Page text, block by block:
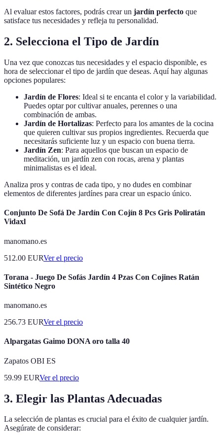
Al evaluar estos factores, podrás crear un jardín perfecto que
satisface tus necesidades y refleja tu personalidad.
2. Selecciona el Tipo de Jardín
Una vez que conozcas tus necesidades y el espacio disponible, es
hora de seleccionar el tipo de jardín que deseas. Aquí hay algunas
opciones populares:
Jardín de Flores: Ideal si te encanta el color y la variabilidad.
Puedes optar por cultivar anuales, perennes o una
combinación de ambas.
Jardín de Hortalizas: Perfecto para los amantes de la cocina
que quieren cultivar sus propios ingredientes. Recuerda que
necesitarás suficiente luz y un espacio con buena tierra.
Jardín Zen: Para aquellos que buscan un espacio de
meditación, un jardín zen con rocas, arena y plantas
minimalistas es el ideal.
Analiza pros y contras de cada tipo, y no dudes en combinar
elementos de diferentes jardínes para crear un espacio único.
Conjunto De Sofá De Jardín Con Cojín 8 Pcs Gris Poliratán
Vidaxl
manomano.es
512.00 EURVer el precio
Torana - Juego De Sofás Jardín 4 Pzas Con Cojines Ratán
Sintético Negro
manomano.es
256.73 EURVer el precio
Alpargatas Gaimo DONA oro talla 40
Zapatos OBI ES
59.99 EURVer el precio
3. Elegir las Plantas Adecuadas
La selección de plantas es crucial para el éxito de cualquier jardín.
Asegúrate de considerar: